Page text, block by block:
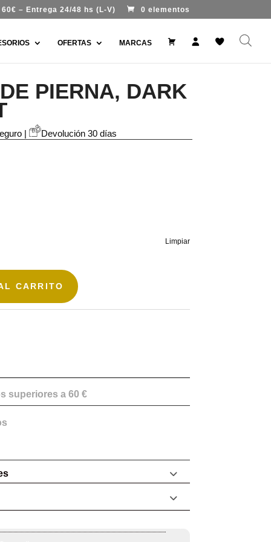
– Entrega 24/48 hs (L-V) 0 elementos
OFERTAS MARCAS
7
(
s
W
PIERNA, DARK
| Devolución 30 días
Limpiar
CARRITO
superiores a 60 €